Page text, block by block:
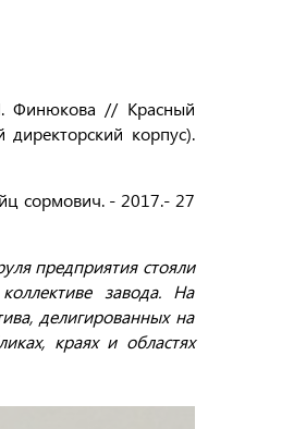
Финюкова // Красный
корпус).
сормович. - 2017.- 27
предприятия стояли
завода. На
делигированных на
краях и областях